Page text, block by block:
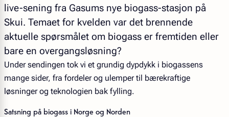
live-sening fra Gasums nye biogass-stasjon på
Skui. Temaet for kvelden var det brennende
aktuelle spørsmålet om biogass er fremtiden eller
bare en overgangsløsning?
Under sendingen tok vi et grundig dypdykk i biogassens
mange sider, fra fordeler og ulemper til bærekraftige
løsninger og teknologien bak fylling.
Satsning på biogass i Norge og Norden